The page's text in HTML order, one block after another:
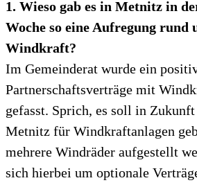
1. Wieso gab es in Metnitz in
Woche so eine Aufregung rund
Windkraft?
Im Gemeinderat wurde ein
Partnerschaftsverträge mit
gefasst. Sprich, es soll in
Metnitz für Windkraftanlagen
mehrere Windräder aufgestellt
sich hierbei um optionale